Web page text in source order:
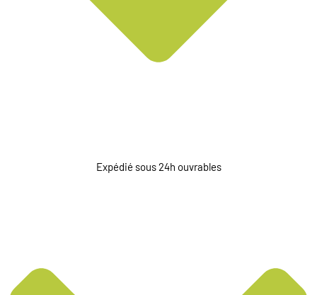
Expédié sous 24h ouvrables